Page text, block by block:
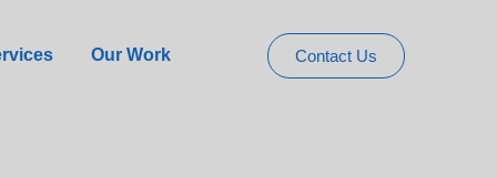
Our Work Contact Us
Megaways